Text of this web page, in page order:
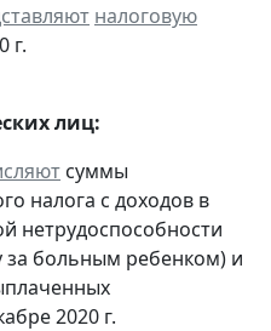
налоговую
г.
лиц:
суммы
налога с доходов в
нетрудоспособности
за больным ребенком) и
2020 г.